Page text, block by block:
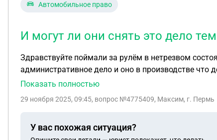
Автомобильное право
И могут ли они снять это дело
Здравствуйте поймали за рулём в нетрезвом
административное дело и оно в производстве что
Показать полностью
29 ноября 2025, 09:45, вопрос №4775409, Максим, г. Пермь
У вас похожая ситуация?